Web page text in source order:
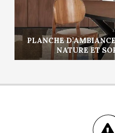
PLANCHE
NATURE ET